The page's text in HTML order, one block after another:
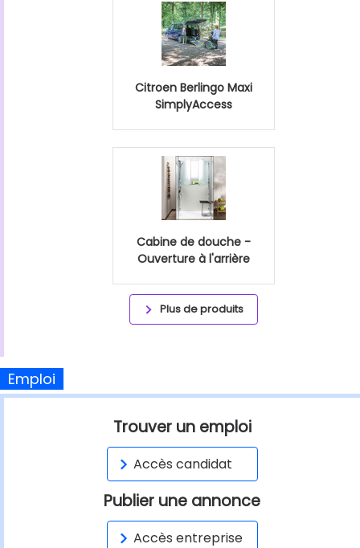
Citroen Berlingo Maxi
SimplyAccess
Cabine de douche -
Ouverture à l'arrière
Plus de produits
Emploi
Trouver un emploi
Accès candidat
Publier une annonce
Accès entreprise